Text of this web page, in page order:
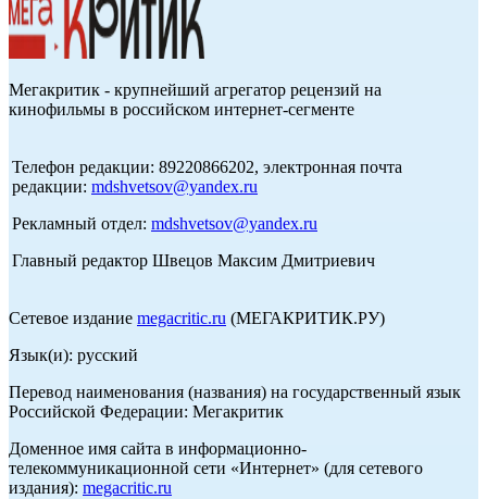
Мегакритик - крупнейший агрегатор рецензий на
кинофильмы в российском интернет-сегменте
Телефон редакции: 89220866202, электронная почта
редакции: mdshvetsov@yandex.ru
Рекламный отдел: mdshvetsov@yandex.ru
Главный редактор Швецов Максим Дмитриевич
Сетевое издание megacritic.ru (МЕГАКРИТИК.РУ)
Язык(и): русский
Перевод наименования (названия) на государственный язык
Российской Федерации: Мегакритик
Доменное имя сайта в информационно-
телекоммуникационной сети «Интернет» (для сетевого
издания): megacritic.ru